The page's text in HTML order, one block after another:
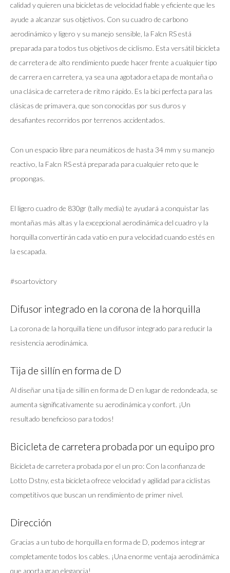
calidad y quieren una bicicletas de velocidad fiable y eficiente que les
ayude a alcanzar sus objetivos. Con su cuadro de carbono
aerodinámico y ligero y su manejo sensible, la Falcn RS está
preparada para todos tus objetivos de ciclismo. Esta versátil bicicleta
de carretera de alto rendimiento puede hacer frente a cualquier tipo
de carrera en carretera, ya sea una agotadora etapa de montaña o
una clásica de carretera de ritmo rápido. Es la bici perfecta para las
clásicas de primavera, que son conocidas por sus duros y
desafiantes recorridos por terrenos accidentados.
Con un espacio libre para neumáticos de hasta 34 mm y su manejo
reactivo, la Falcn RS está preparada para cualquier reto que le
propongas.
El ligero cuadro de 830gr (tally media) te ayudará a conquistar las
montañas más altas y la excepcional aerodinámica del cuadro y la
horquilla convertirán cada vatio en pura velocidad cuando estés en
la escapada.
#soartovictory
Difusor integrado en la corona de la horquilla
La corona de la horquilla tiene un difusor integrado para reducir la
resistencia aerodinámica.
Tija de sillín en forma de D
Al diseñar una tija de sillín en forma de D en lugar de redondeada, se
aumenta significativamente su aerodinámica y confort. ¡Un
resultado beneficioso para todos!
Bicicleta de carretera probada por un equipo pro
Bicicleta de carretera probada por el un pro: Con la confianza de
Lotto Dstny, esta bicicleta ofrece velocidad y agilidad para ciclistas
competitivos que buscan un rendimiento de primer nivel.
Dirección
Gracias a un tubo de horquilla en forma de D, podemos integrar
completamente todos los cables. ¡Una enorme ventaja aerodinámica
que aporta gran elegancia!